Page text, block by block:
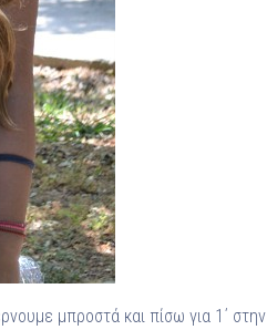
μπροστά και πίσω για 1΄ στην